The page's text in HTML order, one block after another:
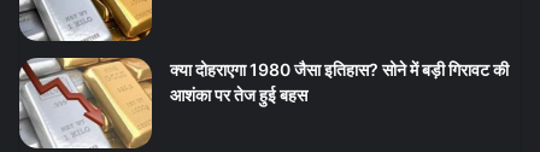
क्या दोहराएगा 1980 जैसा इतिहास? सोने में बड़ी गिरावट की
आशंका पर तेज हुई बहस